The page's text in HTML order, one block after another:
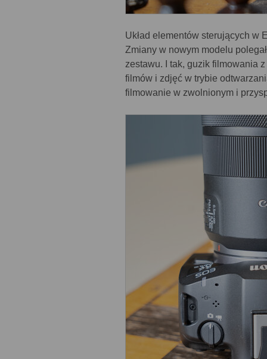
Układ elementów sterujących w
Zmiany w nowym modelu
zestawu. I tak, guzik filmowania
filmów i zdjęć w trybie
filmowanie w zwolnionym i